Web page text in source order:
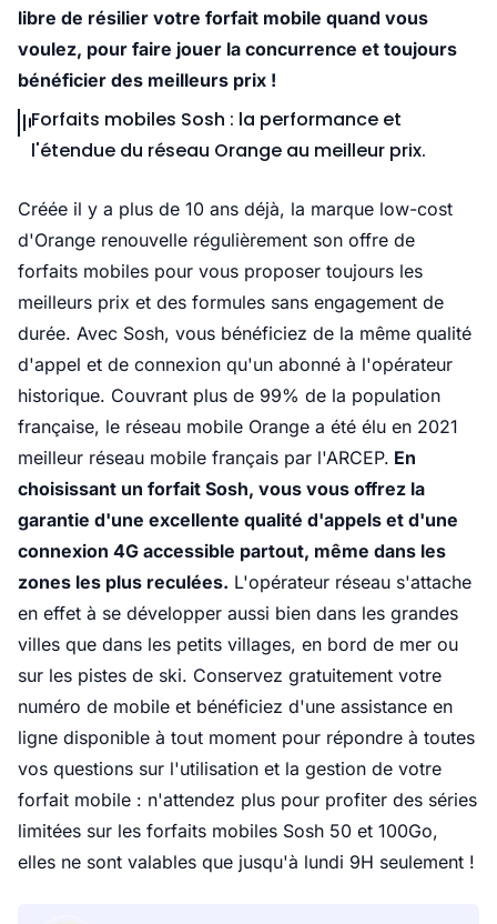
libre de résilier votre forfait mobile quand vous
voulez, pour faire jouer la concurrence et toujours
bénéficier des meilleurs prix !
Forfaits mobiles Sosh : la performance et
l'étendue du réseau Orange au meilleur prix.
Créée il y a plus de 10 ans déjà, la marque low-cost
d'Orange renouvelle régulièrement son offre de
forfaits mobiles pour vous proposer toujours les
meilleurs prix et des formules sans engagement de
durée. Avec Sosh, vous bénéficiez de la même qualité
d'appel et de connexion qu'un abonné à l'opérateur
historique. Couvrant plus de 99% de la population
française, le réseau mobile Orange a été élu en 2021
meilleur réseau mobile français par l'ARCEP. En
choisissant un forfait Sosh, vous vous offrez la
garantie d'une excellente qualité d'appels et d'une
connexion 4G accessible partout, même dans les
zones les plus reculées. L'opérateur réseau s'attache
en effet à se développer aussi bien dans les grandes
villes que dans les petits villages, en bord de mer ou
sur les pistes de ski. Conservez gratuitement votre
numéro de mobile et bénéficiez d'une assistance en
ligne disponible à tout moment pour répondre à toutes
vos questions sur l'utilisation et la gestion de votre
forfait mobile : n'attendez plus pour profiter des séries
limitées sur les forfaits mobiles Sosh 50 et 100Go,
elles ne sont valables que jusqu'à lundi 9H seulement !